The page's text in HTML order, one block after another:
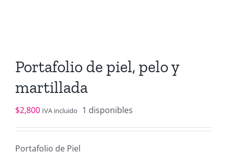
Portafolio de piel, pelo y
martillada
$2,800 IVA incluido 1 disponibles
Portafolio de Piel